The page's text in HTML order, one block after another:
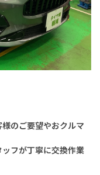
様のご要望やおクルマ
ッフが丁寧に交換作業